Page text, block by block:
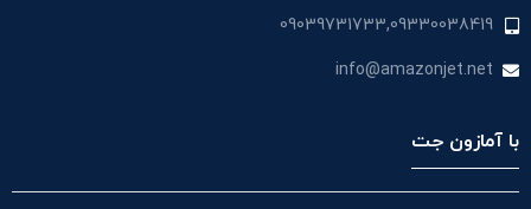
09039731733,09330038419
info@amazonjet.net
با آمازون جت